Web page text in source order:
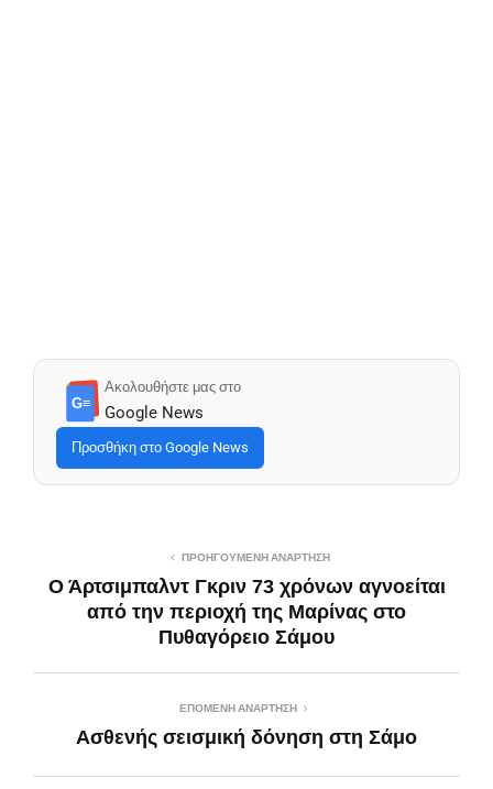
G≡
Ακολουθήστε μας στο
Google News
Προσθήκη στο Google News
ΠΡΟΗΓΟΎΜΕΝΗ ΑΝΆΡΤΗΣΗ
Ο Άρτσιμπαλντ Γκριν 73 χρόνων αγνοείται
από την περιοχή της Μαρίνας στο
Πυθαγόρειο Σάμου
ΕΠΌΜΕΝΗ ΑΝΆΡΤΗΣΗ
Ασθενής σεισμική δόνηση στη Σάμο